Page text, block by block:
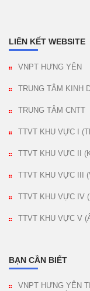
LIÊN KẾT WEBSITE
VNPT HƯNG YÊN
TRUNG TÂM KINH
TRUNG TÂM CNTT
TTVT KHU VỰC I
TTVT KHU VỰC II
TTVT KHU VỰC III
TTVT KHU VỰC IV
TTVT KHU VỰC V
BẠN CẦN BIẾT
VNPT HƯNG YÊN